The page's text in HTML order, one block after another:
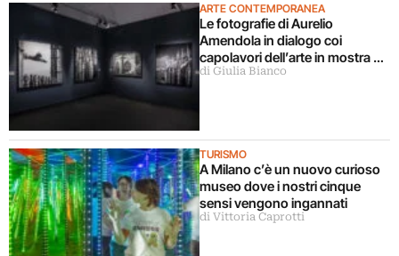
ARTE CONTEMPORANEA
Le fotografie di Aurelio
Amendola in dialogo coi
capolavori dell’arte in mostra a
Milano
di Giulia Bianco
TURISMO
A Milano c’è un nuovo curioso
museo dove i nostri cinque
sensi vengono ingannati
di Vittoria Caprotti